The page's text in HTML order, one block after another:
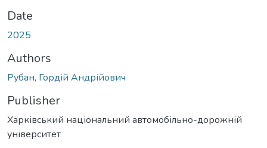
Date
2025
Authors
Рубан, Гордій Андрійович
Publisher
Харківський національний автомобільно-дорожній
університет